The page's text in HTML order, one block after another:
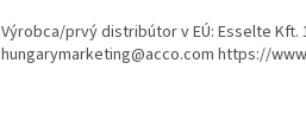
Výrobca/prvý distribútor v EÚ: Esselte Kft.
hungarymarketing@acco.com https://